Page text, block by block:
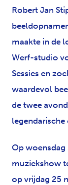
Robert Jan
maakte in de
Werf-studio
Sessies en
waardevol
de twee
Op woensdag
muziekshow
op vrijdag 25